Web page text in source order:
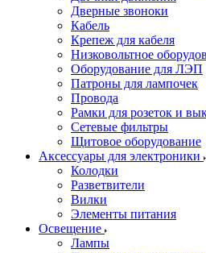
Дверные звоноки
Кабель
Крепеж для кабеля
Низковольтное
Оборудование для ЛЭП
Патроны для лампочек
Провода
Рамки для розеток и
Сетевые фильтры
Щитовое оборудование
Аксессуары для электроники
Колодки
Разветвители
Вилки
Элементы питания
Освещение
Лампы